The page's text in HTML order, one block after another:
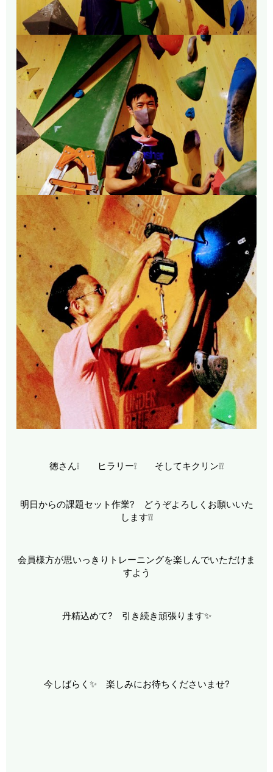
徳さん❕ ヒラリー❕ そしてキクリン❕❕
明日からの課題セット作業? どうぞよろしくお願いいた
します❕❕
会員様方が思いっきりトレーニングを楽しんでいただけま
すよう
丹精込めて? 引き続き頑張ります✨
今しばらく✨ 楽しみにお待ちくださいませ?